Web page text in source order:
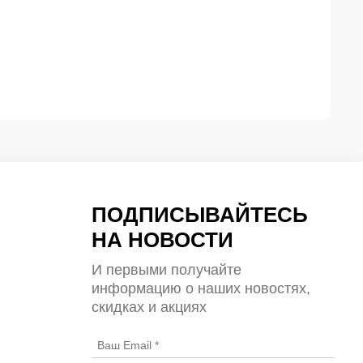
ПОДПИСЫВАЙТЕСЬ
НА НОВОСТИ
И первыми получайте
информацию о наших новостях,
скидках и акциях